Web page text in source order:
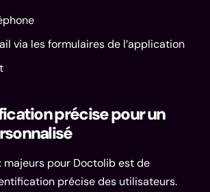
via les formulaires de l’application
précise pour un
majeurs pour Doctolib est de
précise des utilisateurs.